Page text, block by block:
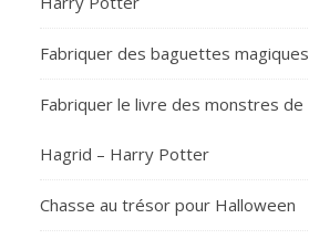
Fabriquer des baguettes magiques
Fabriquer le livre des monstres de
Hagrid – Harry Potter
Chasse au trésor pour Halloween